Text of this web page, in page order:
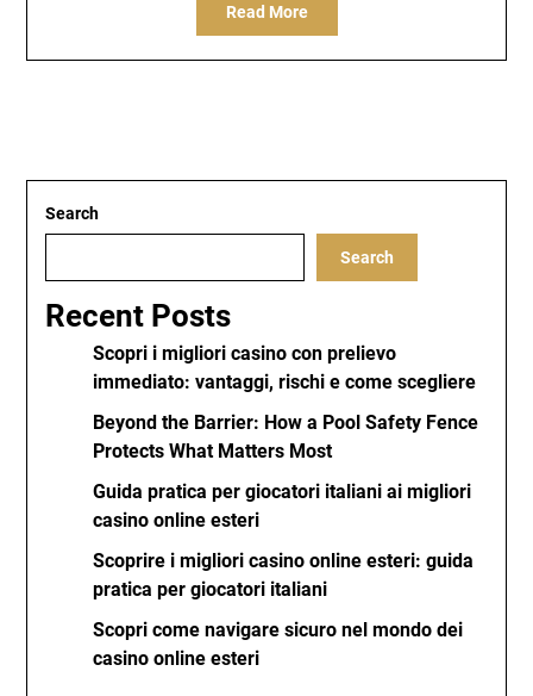
Read More
Search
Search
Recent Posts
Scopri i migliori casino con prelievo
immediato: vantaggi, rischi e come scegliere
Beyond the Barrier: How a Pool Safety Fence
Protects What Matters Most
Guida pratica per giocatori italiani ai migliori
casino online esteri
Scoprire i migliori casino online esteri: guida
pratica per giocatori italiani
Scopri come navigare sicuro nel mondo dei
casino online esteri